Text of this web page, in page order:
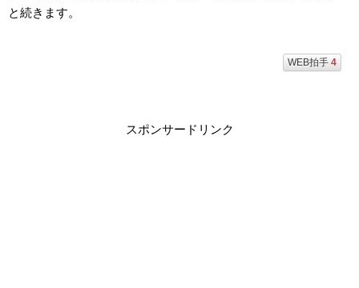
と続きます。
WEB拍手 4
スポンサードリンク